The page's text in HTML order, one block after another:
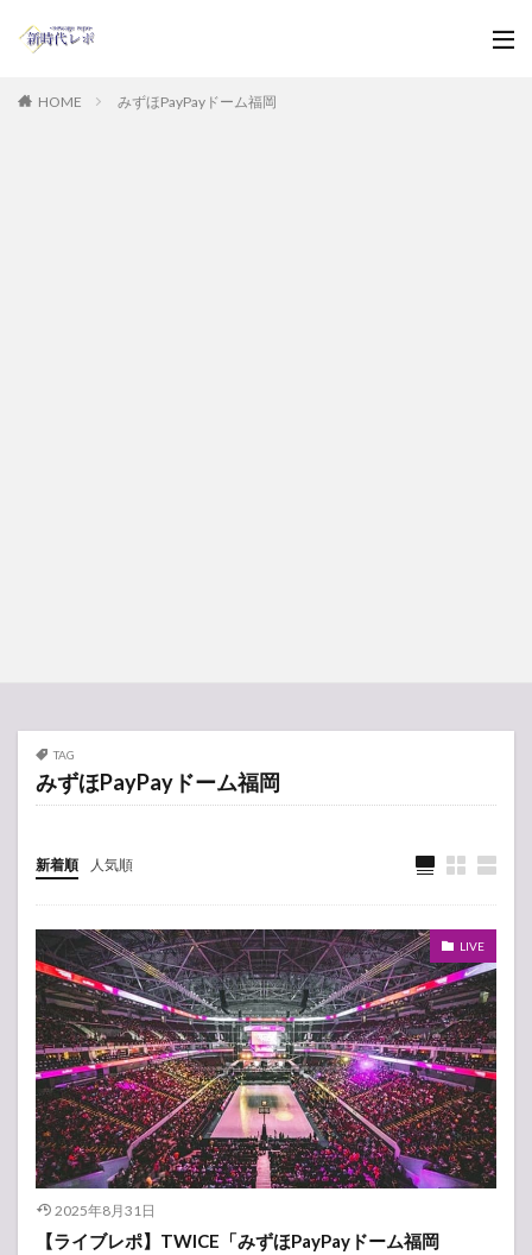
HOME みずほPayPayドーム福岡
TAG
みずほPayPayドーム福岡
新着順 人気順
LIVE
2025年8月31日
【ライブレポ】TWICE「みずほPayPayドーム福岡